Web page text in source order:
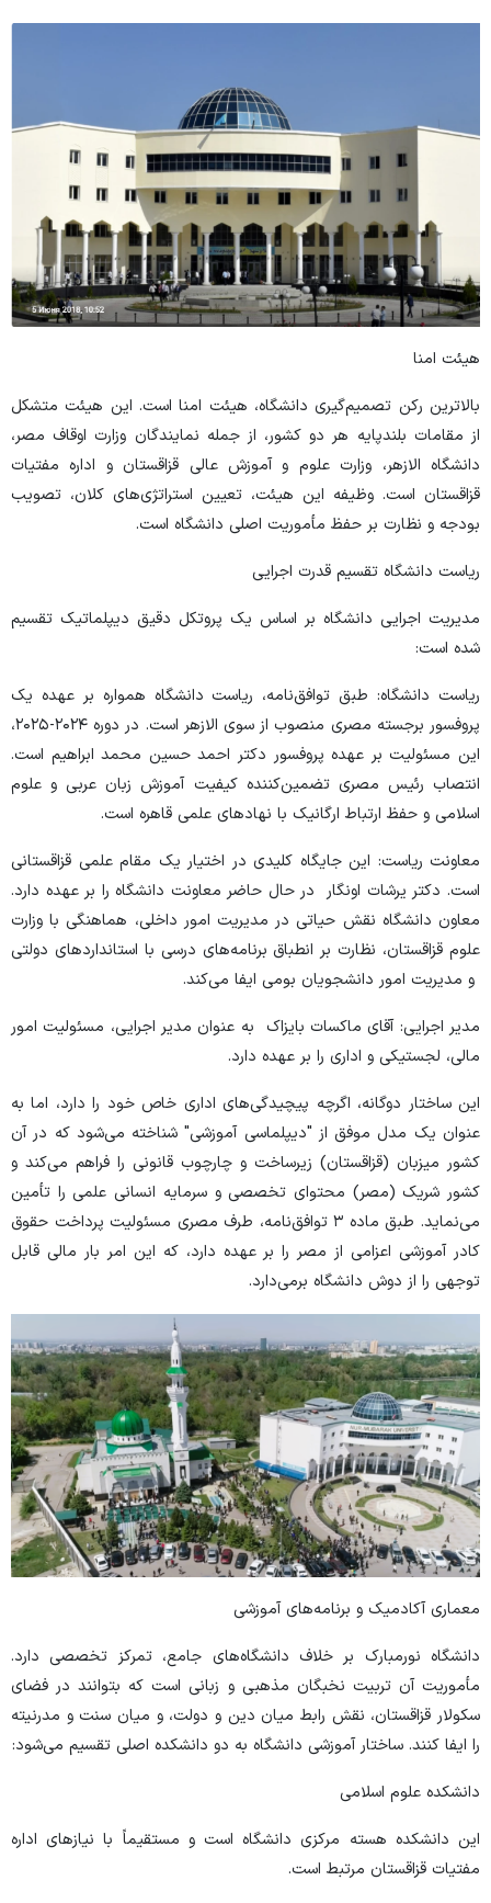
هیئت امنا
بالاترین رکن تصمیم‌گیری دانشگاه، هیئت امنا است. این هیئت متشکل
از مقامات بلندپایه هر دو کشور، از جمله نمایندگان وزارت اوقاف مصر،
دانشگاه الازهر، وزارت علوم و آموزش عالی قزاقستان و اداره مفتیات
قزاقستان است. وظیفه این هیئت، تعیین استراتژی‌های کلان، تصویب
بودجه و نظارت بر حفظ مأموریت اصلی دانشگاه است.
ریاست دانشگاه تقسیم قدرت اجرایی
مدیریت اجرایی دانشگاه بر اساس یک پروتکل دقیق دیپلماتیک تقسیم
شده است:
ریاست دانشگاه: طبق توافق‌نامه، ریاست دانشگاه همواره بر عهده یک
پروفسور برجسته مصری منصوب از سوی الازهر است. در دوره ۲۰۲۴-۲۰۲۵،
این مسئولیت بر عهده پروفسور دکتر احمد حسین محمد ابراهیم است.
انتصاب رئیس مصری تضمین‌کننده کیفیت آموزش زبان عربی و علوم
اسلامی و حفظ ارتباط ارگانیک با نهادهای علمی قاهره است.
معاونت ریاست: این جایگاه کلیدی در اختیار یک مقام علمی قزاقستانی
است. دکتر یرشات اونگار در حال حاضر معاونت دانشگاه را بر عهده دارد.
معاون دانشگاه نقش حیاتی در مدیریت امور داخلی، هماهنگی با وزارت
علوم قزاقستان، نظارت بر انطباق برنامه‌های درسی با استانداردهای دولتی
و مدیریت امور دانشجویان بومی ایفا می‌کند.
مدیر اجرایی: آقای ماکسات بایزاک به عنوان مدیر اجرایی، مسئولیت امور
مالی، لجستیکی و اداری را بر عهده دارد.
این ساختار دوگانه، اگرچه پیچیدگی‌های اداری خاص خود را دارد، اما به
عنوان یک مدل موفق از "دیپلماسی آموزشی" شناخته می‌شود که در آن
کشور میزبان (قزاقستان) زیرساخت و چارچوب قانونی را فراهم می‌کند و
کشور شریک (مصر) محتوای تخصصی و سرمایه انسانی علمی را تأمین
می‌نماید. طبق ماده ۳ توافق‌نامه، طرف مصری مسئولیت پرداخت حقوق
کادر آموزشی اعزامی از مصر را بر عهده دارد، که این امر بار مالی قابل
توجهی را از دوش دانشگاه برمی‌دارد.
معماری آکادمیک و برنامه‌های آموزشی
دانشگاه نورمبارک بر خلاف دانشگاه‌های جامع، تمرکز تخصصی دارد.
مأموریت آن تربیت نخبگان مذهبی و زبانی است که بتوانند در فضای
سکولار قزاقستان، نقش رابط میان دین و دولت، و میان سنت و مدرنیته
را ایفا کنند. ساختار آموزشی دانشگاه به دو دانشکده اصلی تقسیم می‌شود:
دانشکده علوم اسلامی
این دانشکده هسته مرکزی دانشگاه است و مستقیماً با نیازهای اداره
مفتیات قزاقستان مرتبط است.